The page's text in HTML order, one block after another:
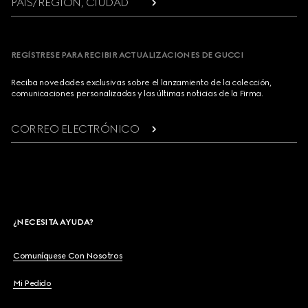
REGÍSTRESE PARA RECIBIR ACTUALIZACIONES DE GUCCI
Reciba novedades exclusivas sobre el lanzamiento de la colección,
comunicaciones personalizadas y las últimas noticias de la Firma.
CORREO ELECTRÓNICO
¿NECESITA AYUDA?
Comuníquese Con Nosotros
Mi Pedido